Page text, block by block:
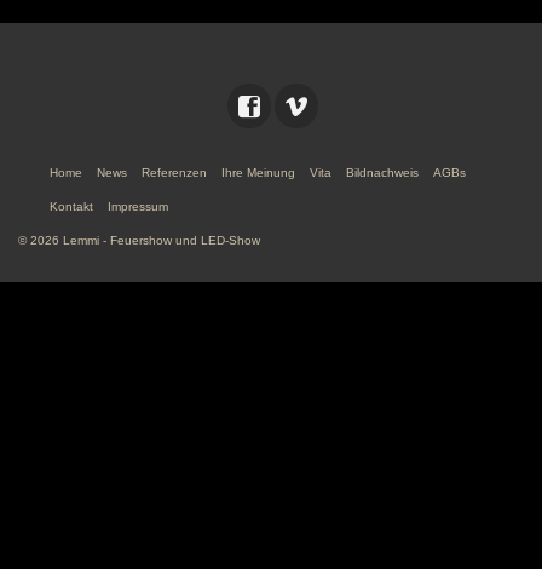
Home News Referenzen Ihre Meinung Vita Bildnachweis AGBs
Kontakt Impressum
© 2026 Lemmi - Feuershow und LED-Show